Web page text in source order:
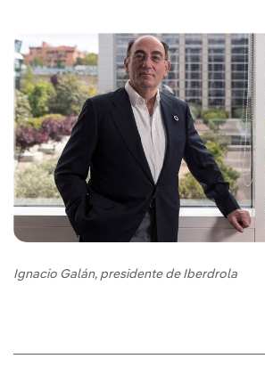
Ignacio Galán, presidente de Iberdrola